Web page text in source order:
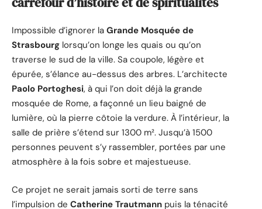
Impossible d’ignorer la Grande Mosquée de
Strasbourg lorsqu’on longe les quais ou qu’on
traverse le sud de la ville. Sa coupole, légère et
épurée, s’élance au-dessus des arbres. L’architecte
Paolo Portoghesi, à qui l’on doit déjà la grande
mosquée de Rome, a façonné un lieu baigné de
lumière, où la pierre côtoie la verdure. À l’intérieur, la
salle de prière s’étend sur 1300 m². Jusqu’à 1500
personnes peuvent s’y rassembler, portées par une
atmosphère à la fois sobre et majestueuse.
Ce projet ne serait jamais sorti de terre sans
l’impulsion de Catherine Trautmann puis la ténacité